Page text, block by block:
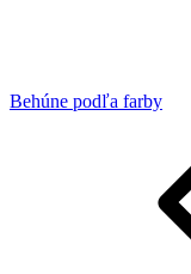
Behúne podľa farby